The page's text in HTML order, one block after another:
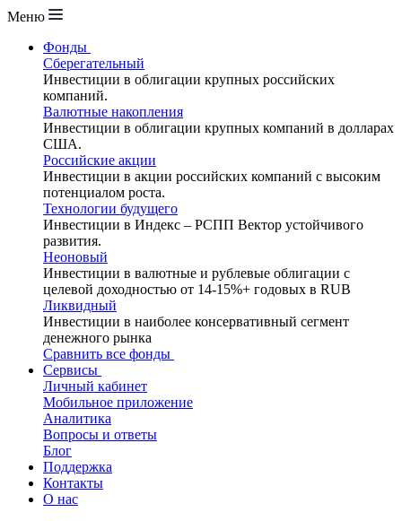
Меню
Фонды
Сберегательный
Инвестиции в облигации крупных российских
компаний.
Валютные накопления
Инвестиции в облигации крупных компаний в долларах
США.
Российские акции
Инвестиции в акции российских компаний с высоким
потенциалом роста.
Технологии будущего
Инвестиции в Индекс – РСПП Вектор устойчивого
развития.
Неоновый
Инвестиции в валютные и рублевые облигации с
целевой доходностью от 14-15%+ годовых в RUB
Ликвидный
Инвестиции в наиболее консервативный сегмент
денежного рынка
Сравнить все фонды
Сервисы
Личный кабинет
Мобильное приложение
Аналитика
Вопросы и ответы
Блог
Поддержка
Контакты
О нас